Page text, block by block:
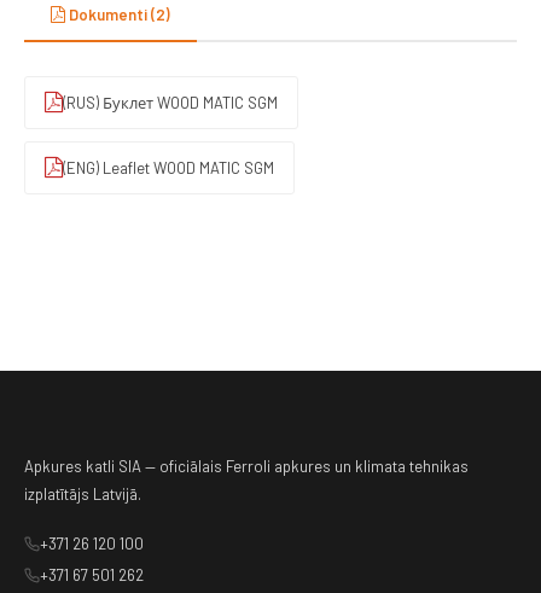
Dokumenti (2)
(RUS) Буклет WOOD MATIC SGM
(ENG) Leaflet WOOD MATIC SGM
Apkures katli SIA — oficiālais Ferroli apkures un klimata tehnikas
izplatītājs Latvijā.
+371 26 120 100
+371 67 501 262